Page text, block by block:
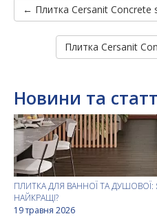
← Плитка Cersanit Concrete
Плитка Cersanit
Новини та
ПЛИТКА ДЛЯ ВАННОЇ ТА
НАЙКРАЩІ?
19 травня 2026